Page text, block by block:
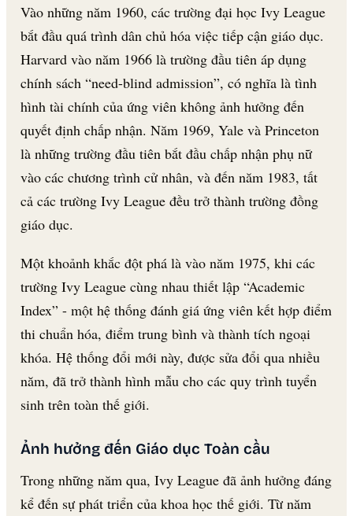
Vào những năm 1960, các trường đại học Ivy League
bắt đầu quá trình dân chủ hóa việc tiếp cận giáo dục.
Harvard vào năm 1966 là trường đầu tiên áp dụng
chính sách “need-blind admission”, có nghĩa là tình
hình tài chính của ứng viên không ảnh hưởng đến
quyết định chấp nhận. Năm 1969, Yale và Princeton
là những trường đầu tiên bắt đầu chấp nhận phụ nữ
vào các chương trình cử nhân, và đến năm 1983, tất
cả các trường Ivy League đều trở thành trường đồng
giáo dục.
Một khoảnh khắc đột phá là vào năm 1975, khi các
trường Ivy League cùng nhau thiết lập “Academic
Index” - một hệ thống đánh giá ứng viên kết hợp điểm
thi chuẩn hóa, điểm trung bình và thành tích ngoại
khóa. Hệ thống đổi mới này, được sửa đổi qua nhiều
năm, đã trở thành hình mẫu cho các quy trình tuyển
sinh trên toàn thế giới.
Ảnh hưởng đến Giáo dục Toàn cầu
Trong những năm qua, Ivy League đã ảnh hưởng đáng
kể đến sự phát triển của khoa học thế giới. Từ năm